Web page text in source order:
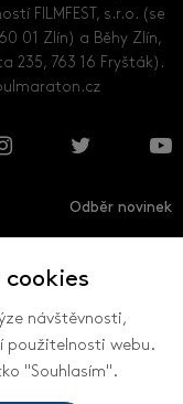
FILMFEST, s.r.o. (se
01 Zlín) a Běhy Zlín,
235, 763 16 Fryšták).
Odběr novinek
cookies
návštěvnosti,
použitelnosti webu.
"Souhlasím".